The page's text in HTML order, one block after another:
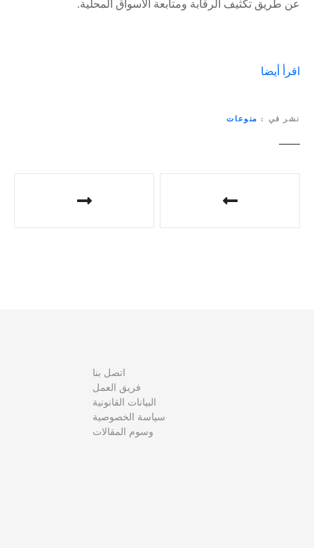
عن طريق تكثيف الرقابة ومتابعة الأسواق المحلية.
اقرأ أيضا
نشر في منوعات
اتصل بنا
فريق العمل
البيانات القانونية
سياسة الخصوصية
وسوم المقالات